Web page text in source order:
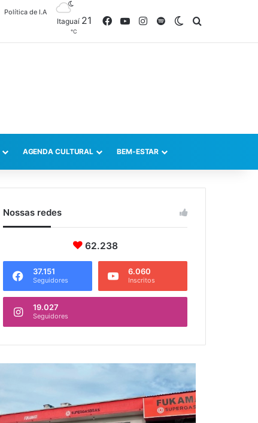
Política de I.A
Itaguaí 21
℃
FacebookYouTubeInstagram
SpotifySwitch skin
AGENDA CULTURAL BEM-ESTAR
Nossas redes
62.238
37.151
Seguidores
6.060
Inscritos
19.027
Seguidores